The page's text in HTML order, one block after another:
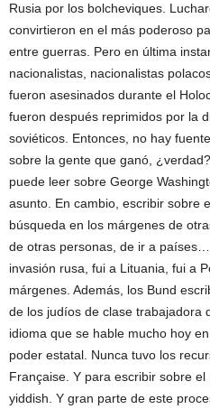
Rusia por los bolcheviques.
convirtieron en el más poderoso
entre guerras. Pero en última
nacionalistas, nacionalistas
fueron asesinados durante el
fueron después reprimidos por la
soviéticos. Entonces, no hay
sobre la gente que ganó,
puede leer sobre George
asunto. En cambio, escribir sobre
búsqueda en los márgenes de
de otras personas, de ir a
invasión rusa, fui a Lituania, fui a
márgenes. Además, los Bund
de los judíos de clase trabajadora
idioma que se hable mucho hoy
poder estatal. Nunca tuvo los
Française. Y para escribir sobre
yiddish. Y gran parte de este